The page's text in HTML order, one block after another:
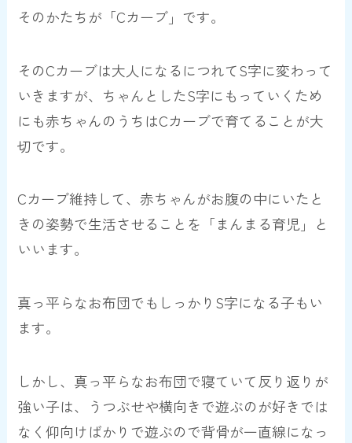
そのかたちが「Cカーブ」です。
そのCカーブは大人になるにつれてS字に変わって
いきますが、ちゃんとしたS字にもっていくため
にも赤ちゃんのうちはCカーブで育てることが大
切です。
Cカーブ維持して、赤ちゃんがお腹の中にいたと
きの姿勢で生活させることを「まんまる育児」と
いいます。
真っ平らなお布団でもしっかりS字になる子もい
ます。
しかし、真っ平らなお布団で寝ていて反り返りが
強い子は、うつぶせや横向きで遊ぶのが好きでは
なく仰向けばかりで遊ぶので背骨が一直線になっ